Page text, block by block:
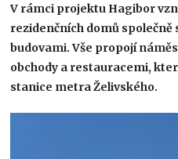
V rámci projektu Hagibor
rezidenčních domů
budovami. Vše propojí
obchody a restauracemi,
stanice metra Želivského.